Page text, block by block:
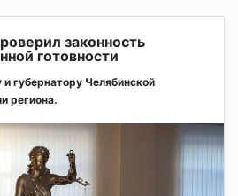
законность
готовности
губернатору Челябинской
региона.